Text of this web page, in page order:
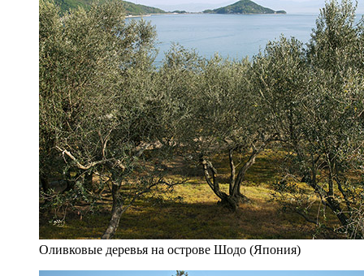
Оливковые деревья на острове Шодо (Япония)